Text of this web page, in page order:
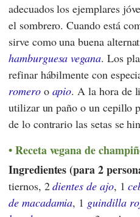
adecuados los ejemplares
el sombrero. Cuando está
sirve como una buena
hamburguesa vegana. Los
refinar hábilmente con
romeroo apio. A la hora de
utilizar un paño o un cepillo
de lo contrario las setas se
Receta vegana de
Ingredientes (para 2
tiernos, 2dientes de ajo, 1
de macadamia, 1 guindilla